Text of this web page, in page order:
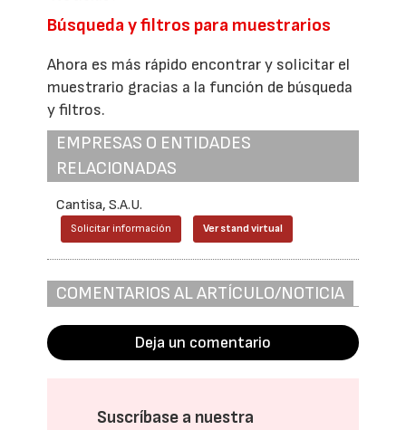
Búsqueda y filtros para muestrarios
Ahora es más rápido encontrar y solicitar el
muestrario gracias a la función de búsqueda
y filtros.
EMPRESAS O ENTIDADES
RELACIONADAS
Cantisa, S.A.U.
Solicitar información Ver stand virtual
COMENTARIOS AL ARTÍCULO/NOTICIA
Deja un comentario
Suscríbase a nuestra